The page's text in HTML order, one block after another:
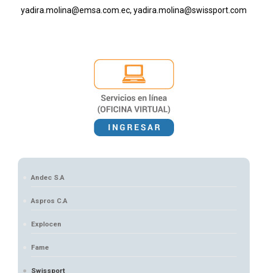
yadira.molina@emsa.com.ec, yadira.molina@swissport.com
Andec S.A
Aspros C.A
Explocen
Fame
Swissport